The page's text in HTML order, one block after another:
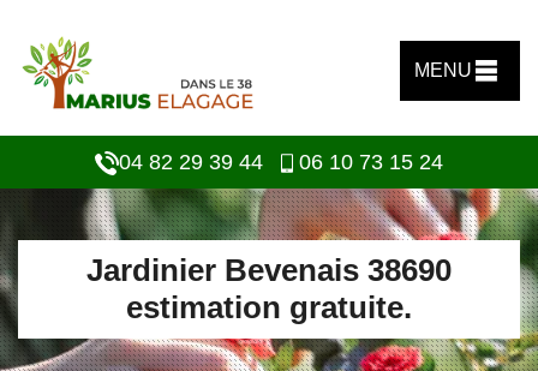
MENU
04 82 29 39 44 06 10 73 15 24
Jardinier Bevenais 38690
estimation gratuite.